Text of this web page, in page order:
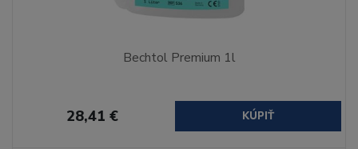
Bechtol Premium 1l
28,41 € KÚPIŤ